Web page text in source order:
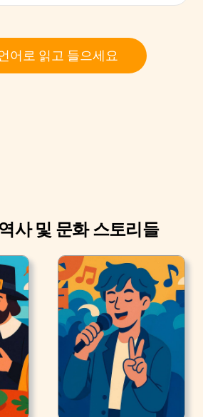
어로 읽고 들으세요
사 및 문화 스토리들